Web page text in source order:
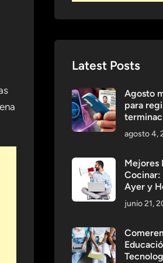
Latest Posts
Agosto
para
agosto 4,
Mejores
Cocinar:
Ayer y
junio 21,